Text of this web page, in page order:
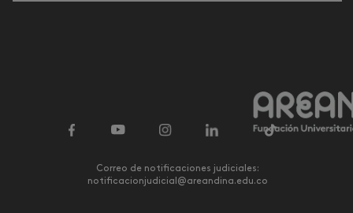
Correo de notificaciones judiciales:
notificacionjudicial@areandina.edu.co